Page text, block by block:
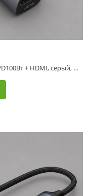
USB-хаб 3 в 1 USB-C - USB-A3.0 + USB-C PD100Вт + HDMI, серый, Deppa